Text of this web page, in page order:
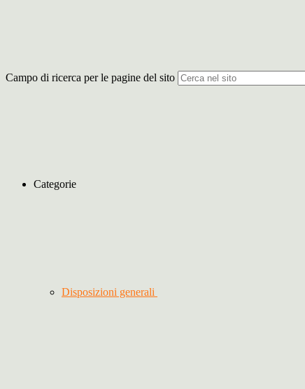
Campo di ricerca per le pagine del sito
Categorie
Disposizioni generali